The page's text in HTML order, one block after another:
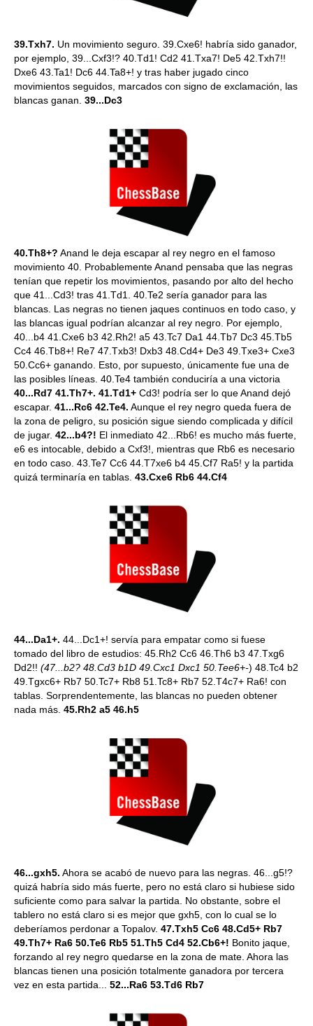
39.Txh7. Un movimiento seguro. 39.Cxe6! habría sido ganador,
por ejemplo, 39...Cxf3!? 40.Td1! Cd2 41.Txa7! De5 42.Txh7!!
Dxe6 43.Ta1! Dc6 44.Ta8+! y tras haber jugado cinco
movimientos seguidos, marcados con signo de exclamación, las
blancas ganan. 39...Dc3
40.Th8+? Anand le deja escapar al rey negro en el famoso
movimiento 40. Probablemente Anand pensaba que las negras
tenían que repetir los movimientos, pasando por alto del hecho
que 41...Cd3! tras 41.Td1. 40.Te2 sería ganador para las
blancas. Las negras no tienen jaques continuos en todo caso, y
las blancas igual podrían alcanzar al rey negro. Por ejemplo,
40...b4 41.Cxe6 b3 42.Rh2! a5 43.Tc7 Da1 44.Tb7 Dc3 45.Tb5
Cc4 46.Tb8+! Re7 47.Txb3! Dxb3 48.Cd4+ De3 49.Txe3+ Cxe3
50.Cc6+ ganando. Esto, por supuesto, únicamente fue una de
las posibles líneas. 40.Te4 también conduciría a una victoria
40...Rd7 41.Th7+. 41.Td1+ Cd3! podría ser lo que Anand dejó
escapar. 41...Rc6 42.Te4. Aunque el rey negro queda fuera de
la zona de peligro, su posición sigue siendo complicada y difícil
de jugar. 42...b4?! El inmediato 42...Rb6! es mucho más fuerte,
e6 es intocable, debido a Cxf3!, mientras que Rb6 es necesario
en todo caso. 43.Te7 Cc6 44.T7xe6 b4 45.Cf7 Ra5! y la partida
quizá terminaría en tablas. 43.Cxe6 Rb6 44.Cf4
44...Da1+. 44...Dc1+! servía para empatar como si fuese
tomado del libro de estudios: 45.Rh2 Cc6 46.Th6 b3 47.Txg6
Dd2!! (47...b2? 48.Cd3 b1D 49.Cxc1 Dxc1 50.Tee6+-) 48.Tc4 b2
49.Tgxc6+ Rb7 50.Tc7+ Rb8 51.Tc8+ Rb7 52.T4c7+ Ra6! con
tablas. Sorprendentemente, las blancas no pueden obtener
nada más. 45.Rh2 a5 46.h5
46...gxh5. Ahora se acabó de nuevo para las negras. 46...g5!?
quizá habría sido más fuerte, pero no está claro si hubiese sido
suficiente como para salvar la partida. No obstante, sobre el
tablero no está claro si es mejor que gxh5, con lo cual se lo
deberíamos perdonar a Topalov. 47.Txh5 Cc6 48.Cd5+ Rb7
49.Th7+ Ra6 50.Te6 Rb5 51.Th5 Cd4 52.Cb6+! Bonito jaque,
forzando al rey negro quedarse en la zona de mate. Ahora las
blancas tienen una posición totalmente ganadora por tercera
vez en esta partida... 52...Ra6 53.Td6 Rb7